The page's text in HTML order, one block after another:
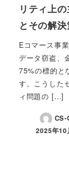
リティ上
とその解
Eコマース事業
データ窃盗、
75%の標的と
す。こうした
ィ問題の […]
CS-
投稿日
2025年10